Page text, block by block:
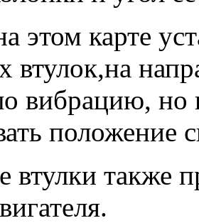
этом карте
втулок,на
вибрацию, но
положение
втулки также